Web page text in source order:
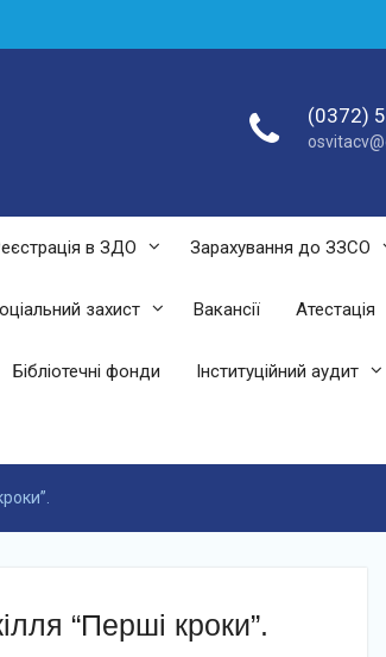
(0372)
в ЗДО Зарахування до ЗЗСО
захист Вакансії Атестація
Бібліотечні фонди Інституційний аудит
“Перші кроки”.